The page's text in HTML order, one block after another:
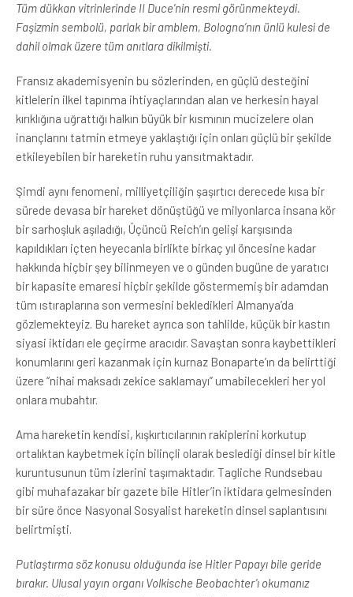
Tüm dükkan vitrinlerinde II Duce’nin resmi görünmekteydi.
Faşizmin sembolü, parlak bir amblem, Bologna’nın ünlü kulesi de
dahil olmak üzere tüm anıtlara dikilmişti.
Fransız akademisyenin bu sözlerinden, en güçlü desteğini
kitlelerin ilkel tapınma ihtiyaçlarından alan ve herkesin hayal
kırıklığına uğrattığı halkın büyük bir kısmının mucizelere olan
inançlarını tatmin etmeye yaklaştığı için onları güçlü bir şekilde
etkileyebilen bir hareketin ruhu yansıtmaktadır.
Şimdi aynı fenomeni, milliyetçiliğin şaşırtıcı derecede kısa bir
sürede devasa bir hareket dönüştüğü ve milyonlarca insana kör
bir sarhoşluk aşıladığı, Üçüncü Reich’ın gelişi karşısında
kapıldıkları içten heyecanla birlikte birkaç yıl öncesine kadar
hakkında hiçbir şey bilinmeyen ve o günden bugüne de yaratıcı
bir kapasite emaresi hiçbir şekilde göstermemiş bir adamdan
tüm ıstıraplarına son vermesini bekledikleri Almanya’da
gözlemekteyiz. Bu hareket ayrıca son tahlilde, küçük bir kastın
siyasi iktidarı ele geçirme aracıdır. Savaştan sonra kaybettikleri
konumlarını geri kazanmak için kurnaz Bonaparte’ın da belirttiği
üzere “nihai maksadı zekice saklamayı” umabilecekleri her yol
onlara mubahtır.
Ama hareketin kendisi, kışkırtıcılarının rakiplerini korkutup
ortalıktan kaybetmek için bilinçli olarak beslediği dinsel bir kitle
kuruntusunun tüm izlerini taşımaktadır. Tagliche Rundsebau
gibi muhafazakar bir gazete bile Hitler’in iktidara gelmesinden
bir süre önce Nasyonal Sosyalist hareketin dinsel saplantısını
belirtmişti.
Putlaştırma söz konusu olduğunda ise Hitler Papayı bile geride
bırakır. Ulusal yayın organı Volkische Beobachter’ı okumanız